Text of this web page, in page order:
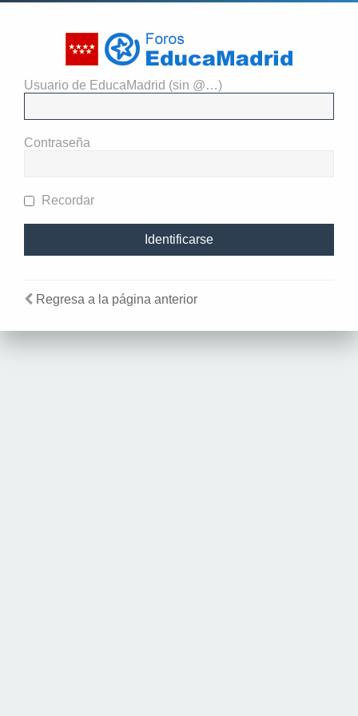
Usuario de EducaMadrid (sin @…)
Contraseña
Recordar
Regresa a la página anterior